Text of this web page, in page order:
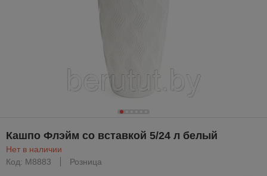
Кашпо Флэйм со вставкой 5/24 л белый
Нет в наличии
Код: М8883
Розница